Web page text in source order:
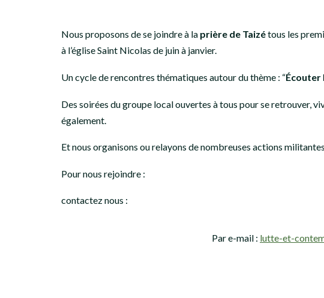
Nous proposons de se joindre à la prière de Taizétous les
à l’église Saint Nicolas de juin à janvier.
Un cycle de rencontres thématiques autour du thème : “Écouter
Des soirées du groupe local ouvertes à tous pour se retrouver,
également.
Et nous organisons ou relayons de nombreuses actions
Pour nous rejoindre :
contactez nous :
Par e-mail : lutte-et-